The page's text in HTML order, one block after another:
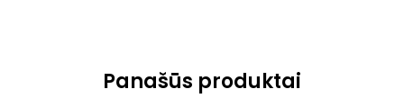
Panašūs produktai